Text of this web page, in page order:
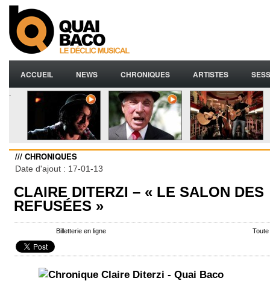
ACCUEIL NEWS CHRONIQUES ARTISTES
.
/// CHRONIQUES
Date d'ajout : 17-01-13
CLAIRE DITERZI – « LE SALON DES
REFUSÉES »
Billetterie en ligne